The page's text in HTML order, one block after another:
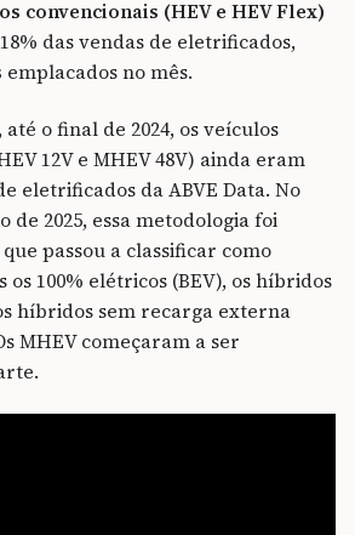
convencionais (HEV e HEV Flex)
das vendas de eletrificados,
emplacados no mês.
o final de 2024, os veículos
12V e MHEV 48V) ainda eram
eletrificados da ABVE Data. No
de 2025, essa metodologia foi
passou a classificar como
100% elétricos (BEV), os híbridos
híbridos sem recarga externa
MHEV começaram a ser